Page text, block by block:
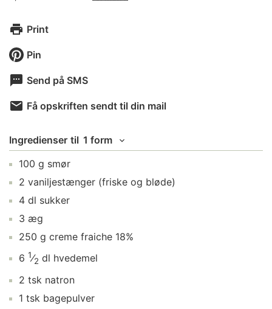
Print
Pin
Send på SMS
Få opskriften sendt til din mail
Ingredienser til 1 form
100 g smør
2 vaniljestænger (friske og bløde)
4 dl sukker
3 æg
250 g creme fraiche 18%
6 1⁄2 dl hvedemel
2 tsk natron
1 tsk bagepulver